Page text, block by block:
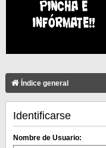
Índice general
Identificarse
Nombre de Usuario: